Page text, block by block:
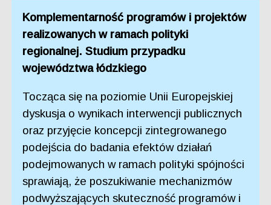
Komplementarność programów i projektów
realizowanych w ramach polityki
regionalnej. Studium przypadku
województwa łódzkiego
Tocząca się na poziomie Unii Europejskiej
dyskusja o wynikach interwencji publicznych
oraz przyjęcie koncepcji zintegrowanego
podejścia do badania efektów działań
podejmowanych w ramach polityki spójności
sprawiają, że poszukiwanie mechanizmów
podwyższających skuteczność programów i